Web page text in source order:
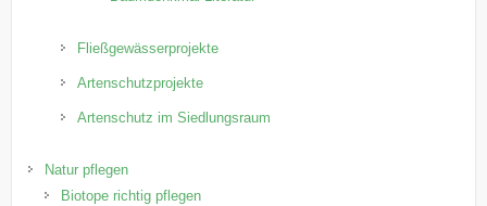
Fließgewässerprojekte
Artenschutzprojekte
Artenschutz im Siedlungsraum
Natur pflegen
Biotope richtig pflegen